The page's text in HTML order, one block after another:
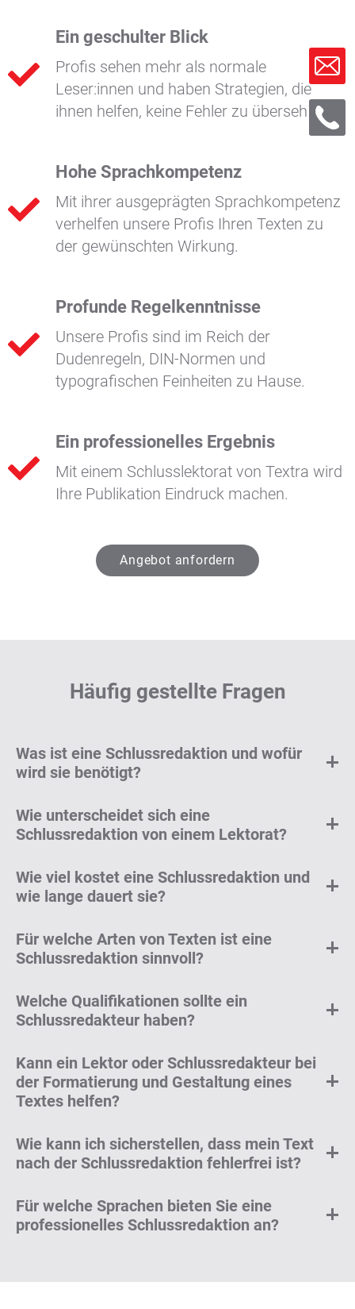
Ein geschulter Blick
Profis sehen mehr als normale
Leser:innen und haben Strategien, die
ihnen helfen, keine Fehler zu übersehen.
Hohe Sprachkompetenz
Mit ihrer ausgeprägten Sprachkompetenz
verhelfen unsere Profis Ihren Texten zu
der gewünschten Wirkung.
Profunde Regelkenntnisse
Unsere Profis sind im Reich der
Dudenregeln, DIN-Normen und
typografischen Feinheiten zu Hause.
Ein professionelles Ergebnis
Mit einem Schlusslektorat von Textra wird
Ihre Publikation Eindruck machen.
Angebot anfordern
Häufig gestellte Fragen
Was ist eine Schlussredaktion und wofür
wird sie benötigt?
Wie unterscheidet sich eine
Schlussredaktion von einem Lektorat?
Wie viel kostet eine Schlussredaktion und
wie lange dauert sie?
Für welche Arten von Texten ist eine
Schlussredaktion sinnvoll?
Welche Qualifikationen sollte ein
Schlussredakteur haben?
Kann ein Lektor oder Schlussredakteur bei
der Formatierung und Gestaltung eines
Textes helfen?
Wie kann ich sicherstellen, dass mein Text
nach der Schlussredaktion fehlerfrei ist?
Für welche Sprachen bieten Sie eine
professionelles Schlussredaktion an?